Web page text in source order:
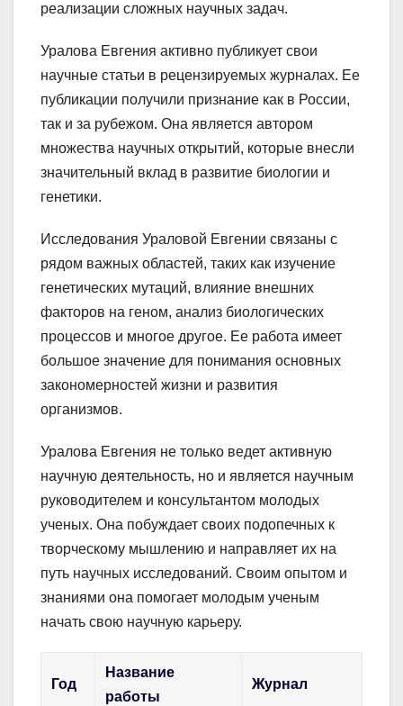
реализации сложных научных задач.
Уралова Евгения активно публикует свои
научные статьи в рецензируемых журналах. Ее
публикации получили признание как в России,
так и за рубежом. Она является автором
множества научных открытий, которые внесли
значительный вклад в развитие биологии и
генетики.
Исследования Ураловой Евгении связаны с
рядом важных областей, таких как изучение
генетических мутаций, влияние внешних
факторов на геном, анализ биологических
процессов и многое другое. Ее работа имеет
большое значение для понимания основных
закономерностей жизни и развития
организмов.
Уралова Евгения не только ведет активную
научную деятельность, но и является научным
руководителем и консультантом молодых
ученых. Она побуждает своих подопечных к
творческому мышлению и направляет их на
путь научных исследований. Своим опытом и
знаниями она помогает молодым ученым
начать свою научную карьеру.
Год
Название
работы
Журнал